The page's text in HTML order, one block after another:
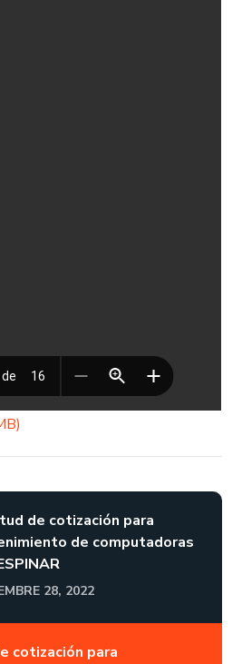
de cotización para
de computadoras
28, 2022
cotización para